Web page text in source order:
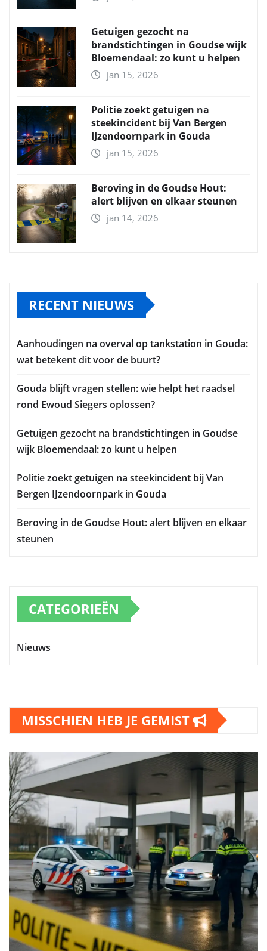
Getuigen gezocht na
brandstichtingen in Goudse wijk
Bloemendaal: zo kunt u helpen
jan 15, 2026
Politie zoekt getuigen na
steekincident bij Van Bergen
IJzendoornpark in Gouda
jan 15, 2026
Beroving in de Goudse Hout:
alert blijven en elkaar steunen
jan 14, 2026
RECENT NIEUWS
Aanhoudingen na overval op tankstation in Gouda:
wat betekent dit voor de buurt?
Gouda blijft vragen stellen: wie helpt het raadsel
rond Ewoud Siegers oplossen?
Getuigen gezocht na brandstichtingen in Goudse
wijk Bloemendaal: zo kunt u helpen
Politie zoekt getuigen na steekincident bij Van
Bergen IJzendoornpark in Gouda
Beroving in de Goudse Hout: alert blijven en elkaar
steunen
CATEGORIEËN
Nieuws
MISSCHIEN HEB JE GEMIST